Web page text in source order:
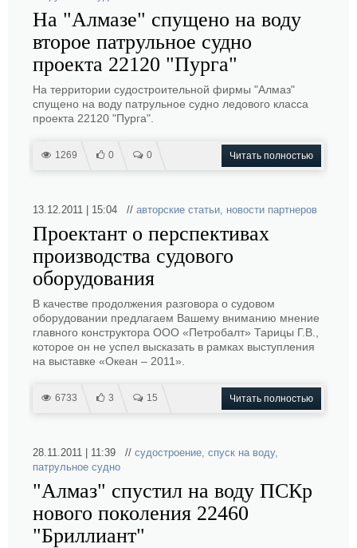
На "Алмазе" спущено на воду
второе патрульное судно
проекта 22120 "Пурга"
На территории судостроительной фирмы "Алмаз"
спущено на воду патрульное судно ледового класса
проекта 22120 "Пурга".
1269 0 0 Читать полностью
13.12.2011 | 15:04 // авторские статьи, новости партнеров
Проектант о перспективах
производства судового
оборудования
В качестве продолжения разговора о судовом
оборудовании предлагаем Вашему вниманию мнение
главного конструктора ООО «Петробалт» Тарицы Г.В.,
которое он не успел высказать в рамках выступления
на выставке «Океан – 2011».
6733 3 15 Читать полностью
28.11.2011 | 11:39 // судостроение, спуск на воду,
патрульное судно
"Алмаз" спустил на воду ПСКр
нового поколения 22460
"Бриллиант"